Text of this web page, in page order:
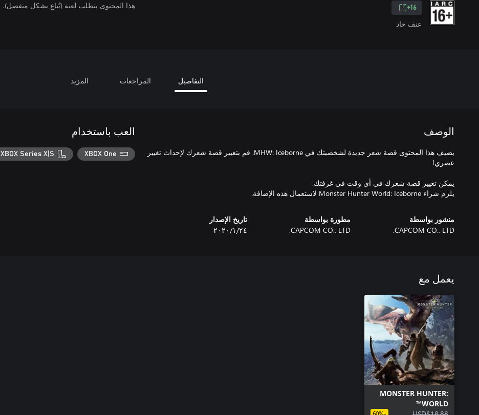
16+
عنف حاد
هذا المحتوى يتطلب لعبة (تُباع بشكل منفصل).
التفاصيل المراجعات المزيد
الوصف
يضيف هذا المحتوى قصة شعر جديدة لشخصيتك في MHW: Iceborne. قم بتغيير قصة شعرك لإحداث تغيير
يلزم شراء Monster Hunter World: Iceborne لاستعمال هذه الإضافة.
منشور بواسطة
CAPCOM CO., LTD.
مطورة بواسطة
CAPCOM CO., LTD.
تاريخ الإصدار
٢٤‏/١‏/٢٠٢٠
العب باستخدام
XBOX One
XBOX Series X|S
يعمل مع
MONSTER HUNTER:
WORLD™